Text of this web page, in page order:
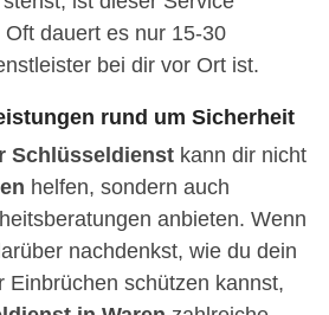
dauert es nur 15-30
bei dir vor Ort ist.
rund um Sicherheit
Schlüsseldienst kann dir nicht
helfen, sondern auch
anbieten. Wenn
nachdenkst, wie du dein
Einbrüchen schützen kannst,